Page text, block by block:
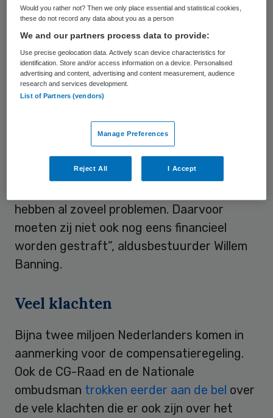
over de regeling en heeft een zwartboek
opgesteld met veertien schrijnende
voorbeelden van zieken die murw zijn
geslagen. Dinsdag overhandigt deFNVdit
boek aan de Tweede Kamer. Bovendien
komt de organisatie met “een eenvoudiger
en eerlijker alternatief”. “Wij vragen de leden
van de vaste Kamercommissie
Volksgezondheid om op te komen voor de
belangen van de mensen, die de dupe
hebben al zoveel problemen. Daarvoor
moeten zij niet ook nog eens financieel
worden gestraft”, aldusbestuurder Willem
Banning.
Veel klachten
Bijna twee miljoen Nederlanders komen in
aanmerking voor de compensatieregeling.
Ook de CG-Raad en de Nationale
ombudsman trokken eerder aan de bel over
de vele klachten die er ook zijn over het
Would you rather not? Then we only place essential and statistical cookies,
these do not record any data about you as a person
We and our partners process data to provide:
Use precise geolocation data. Actively scan device characteristics for
identification. Store and/or access information on a device. Personalised
advertising and content, advertising and content measurement, audience
research and services development.
List of Partners (vendors)
Manage Preferences
Reject All I Accept